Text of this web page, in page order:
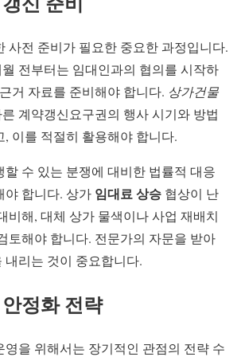
사전 준비가 필요한 중요한 과정입니다.
전부터는 임대인과의 협의를 시작하
거 자료를 준비해야 합니다. 상가건물
계약갱신요구권의 행사 시기와 방법
, 이를 적절히 활용해야 합니다.
할 수 있는 분쟁에 대비한 법률적 대응
야 합니다. 상가 임대료 상승 협상이 난
비해, 대체 상가 물색이나 사업 재배치
토해야 합니다. 전문가의 자문을 받아
내리는 것이 중요합니다.
정화 전략
영을 위해서는 장기적인 관점의 전략 수